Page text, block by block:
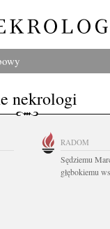
nekrologi
RADOM
Sędziemu
głębokiemu